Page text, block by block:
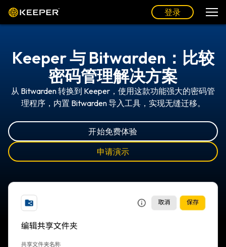
登录
Keeper 与 Bitwarden：比较
密码管理解决方案
从 Bitwarden 转换到 Keeper，使用这款功能强大的密码管
理程序，内置 Bitwarden 导入工具，实现无缝迁移。
开始免费体验
申请演示